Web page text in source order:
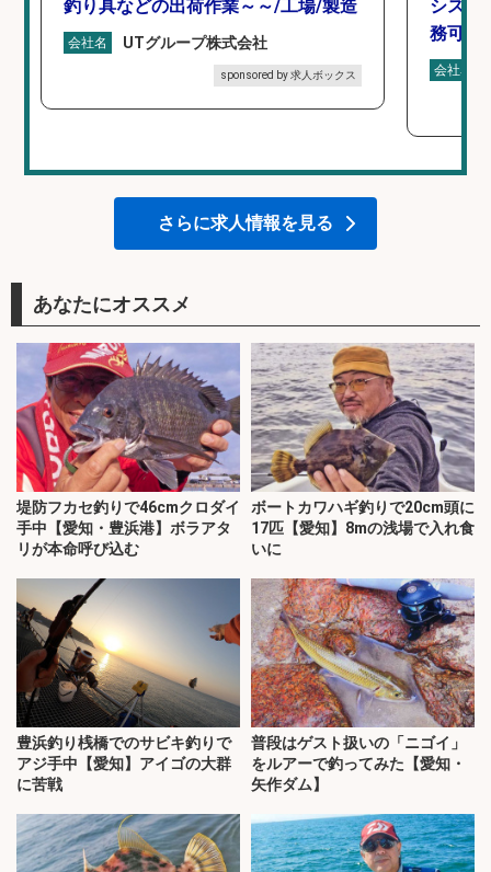
釣り具などの出荷作業～～/工場/製造
会社名 UTグループ株式会社
sponsored by 求人ボックス
シスタ
務可/
会社名
さらに求人情報を見る
あなたにオススメ
堤防フカセ釣りで46cmクロダイ
手中【愛知・豊浜港】ボラアタ
リが本命呼び込む
ボートカワハギ釣りで20cm頭に
17匹【愛知】8mの浅場で入れ食
いに
豊浜釣り桟橋でのサビキ釣りで
アジ手中【愛知】アイゴの大群
に苦戦
普段はゲスト扱いの「ニゴイ」
をルアーで釣ってみた【愛知・
矢作ダム】